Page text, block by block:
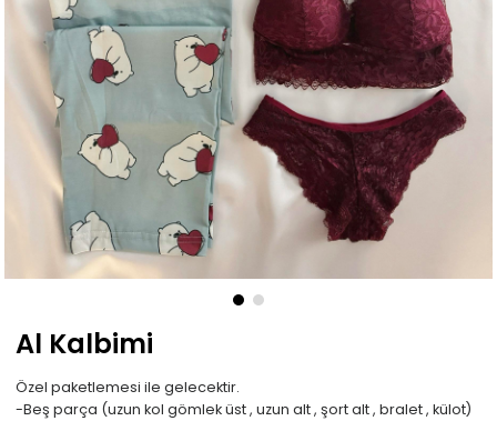
Al Kalbimi
Özel paketlemesi ile gelecektir.
-Beş parça (uzun kol gömlek üst , uzun alt , şort alt , bralet , külot)